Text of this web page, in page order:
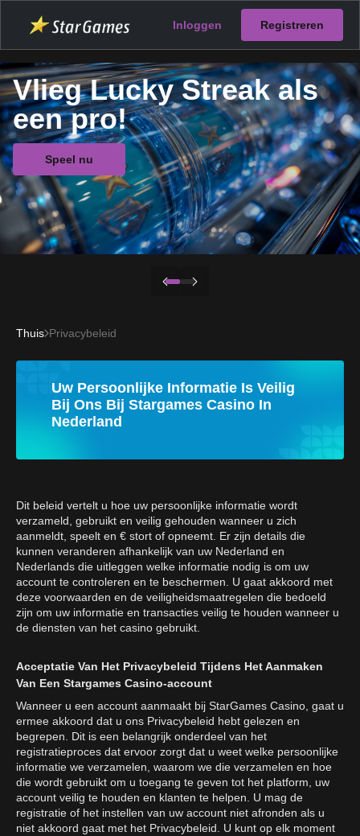
Inloggen Registreren
Vlieg Lucky Streak als
een pro!
Speel nu
Thuis Privacybeleid
Uw Persoonlijke Informatie Is Veilig
Bij Ons Bij Stargames Casino In
Nederland
Dit beleid vertelt u hoe uw persoonlijke informatie wordt
verzameld, gebruikt en veilig gehouden wanneer u zich
aanmeldt, speelt en € stort of opneemt. Er zijn details die
kunnen veranderen afhankelijk van uw Nederland en
Nederlands die uitleggen welke informatie nodig is om uw
account te controleren en te beschermen. U gaat akkoord met
deze voorwaarden en de veiligheidsmaatregelen die bedoeld
zijn om uw informatie en transacties veilig te houden wanneer u
de diensten van het casino gebruikt.
Acceptatie Van Het Privacybeleid Tijdens Het Aanmaken
Van Een Stargames Casino-account
Wanneer u een account aanmaakt bij StarGames Casino, gaat u
ermee akkoord dat u ons Privacybeleid hebt gelezen en
begrepen. Dit is een belangrijk onderdeel van het
registratieproces dat ervoor zorgt dat u weet welke persoonlijke
informatie we verzamelen, waarom we die verzamelen en hoe
die wordt gebruikt om u toegang te geven tot het platform, uw
account veilig te houden en klanten te helpen. U mag de
registratie of het instellen van uw account niet afronden als u
niet akkoord gaat met het Privacybeleid. U kunt op elk moment